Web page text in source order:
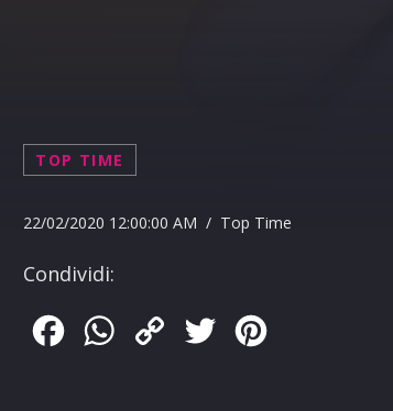
TOP TIME
22/02/2020 12:00:00 AM / Top Time
Condividi:
FacebookWhatsApp
Copy
Twitter